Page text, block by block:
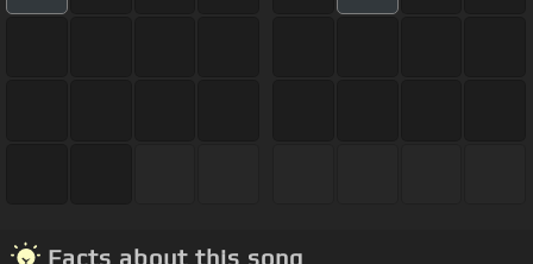
Facts about this song